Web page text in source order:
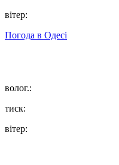
вітер:
Погода в Одесі
волог.:
тиск:
вітер: